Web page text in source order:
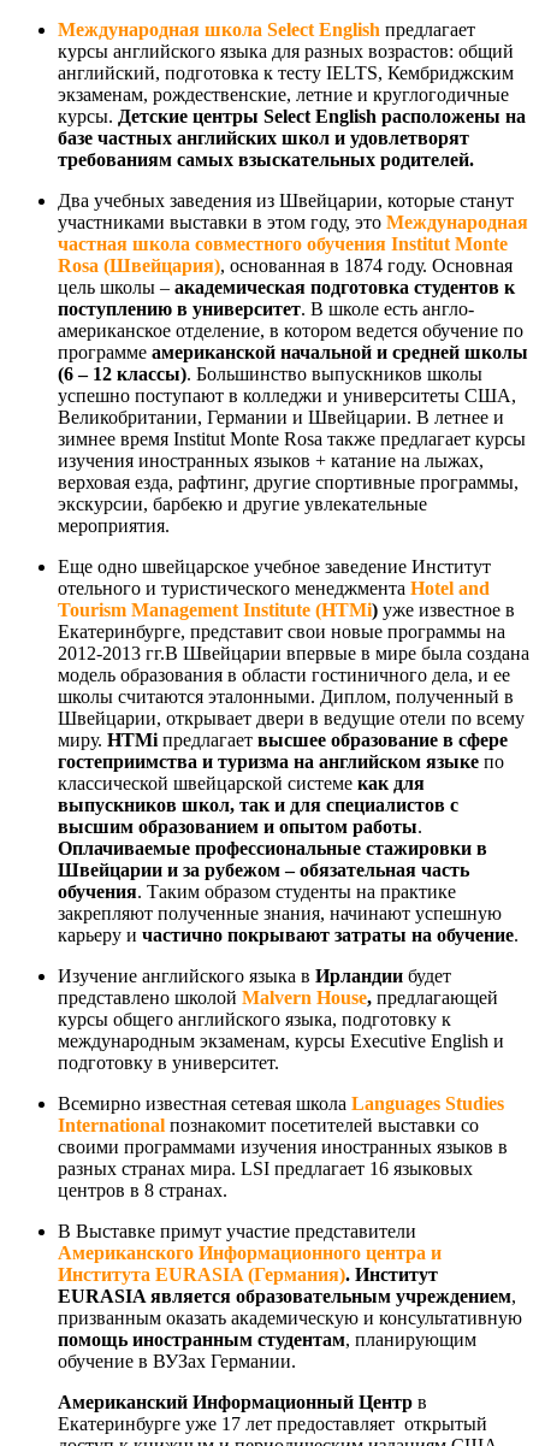
Международная школа Select English предлагает
курсы английского языка для разных возрастов: общий
английский, подготовка к тесту IELTS, Кембриджским
экзаменам, рождественские, летние и круглогодичные
курсы. Детские центры Select English расположены на
базе частных английских школ и удовлетворят
требованиям самых взыскательных родителей.
Два учебных заведения из Швейцарии, которые станут
участниками выставки в этом году, это Международная
частная школа совместного обучения Institut Monte
Rosa (Швейцария), основанная в 1874 году. Основная
цель школы – академическая подготовка студентов к
поступлению в университет. В школе есть англо-
американское отделение, в котором ведется обучение по
программе американской начальной и средней школы
(6 – 12 классы). Большинство выпускников школы
успешно поступают в колледжи и университеты США,
Великобритании, Германии и Швейцарии. В летнее и
зимнее время Institut Monte Rosa также предлагает курсы
изучения иностранных языков + катание на лыжах,
верховая езда, рафтинг, другие спортивные программы,
экскурсии, барбекю и другие увлекательные
мероприятия.
Еще одно швейцарское учебное заведение Институт
отельного и туристического менеджмента Hotel and
Tourism Management Institute (HTMi) уже известное в
Екатеринбурге, представит свои новые программы на
2012-2013 гг.В Швейцарии впервые в мире была создана
модель образования в области гостиничного дела, и ее
школы считаются эталонными. Диплом, полученный в
Швейцарии, открывает двери в ведущие отели по всему
миру. HTMi предлагает высшее образование в сфере
гостеприимства и туризма на английском языке по
классической швейцарской системе как для
выпускников школ, так и для специалистов с
высшим образованием и опытом работы.
Оплачиваемые профессиональные стажировки в
Швейцарии и за рубежом – обязательная часть
обучения. Таким образом студенты на практике
закрепляют полученные знания, начинают успешную
карьеру и частично покрывают затраты на обучение.
Изучение английского языка в Ирландии будет
представлено школой Malvern House, предлагающей
курсы общего английского языка, подготовку к
международным экзаменам, курсы Executive English и
подготовку в университет.
Всемирно известная сетевая школа Languages Studies
International познакомит посетителей выставки со
своими программами изучения иностранных языков в
разных странах мира. LSI предлагает 16 языковых
центров в 8 странах.
В Выставке примут участие представители
Американского Информационного центра и
Института EURASIA (Германия). Институт
EURASIA является образовательным учреждением,
призванным оказать академическую и консультативную
помощь иностранным студентам, планирующим
обучение в ВУЗах Германии.
Американский Информационный Центр в
Екатеринбурге уже 17 лет предоставляет открытый